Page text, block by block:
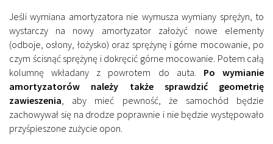
Jeśli wymiana amortyzatora nie wymusza wymiany sprężyn, to
wystarczy na nowy amortyzator założyć nowe elementy
(odboje, osłony, łożysko) oraz sprężynę i górne mocowanie, po
czym ścisnąć sprężynę i dokręcić górne mocowanie. Potem całą
kolumnę wkładany z powrotem do auta. Po wymianie
amortyzatorów należy także sprawdzić geometrię
zawieszenia, aby mieć pewność, że samochód będzie
zachowywał się na drodze poprawnie i nie będzie występowało
przyśpieszone zużycie opon.